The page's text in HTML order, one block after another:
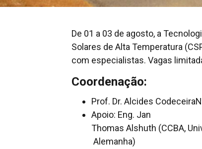
De 01 a 03 de agosto, a
Solares de Alta Temperatura
com especialistas. Vagas
Coordenação:
Prof. Dr. Alcides
Apoio: Eng. Jan
Thomas Alshuth (CCBA,
Alemanha)